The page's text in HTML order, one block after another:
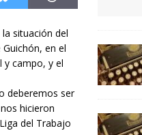
situación del
en el
y campo, y el
deberemos ser
hicieron
del Trabajo